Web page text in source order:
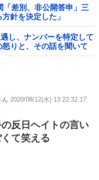
「差別、非公開答申」三
針を決定した」
し、ナンバーを特定して
りと、その話を聞いて
たBの神経がわからん
ん 2020/08/12(水) 13:22:32.17
反日ヘイトの言い
て笑える